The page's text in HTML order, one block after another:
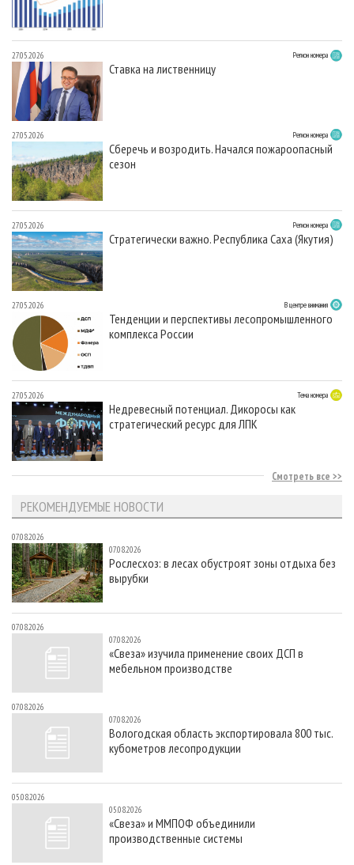
27.05.2026 Регион номера
Ставка на лиственницу
27.05.2026 Регион номера
Сберечь и возродить. Начался пожароопасный
сезон
27.05.2026 Регион номера
Стратегически важно. Республика Саха (Якутия)
27.05.2026 В центре внимания
Тенденции и перспективы лесопромышленного
комплекса России
27.05.2026 Тема номера
Недревесный потенциал. Дикоросы как
стратегический ресурс для ЛПК
Смотреть все
РЕКОМЕНДУЕМЫЕ НОВОСТИ
07.08.2026
07.08.2026
Рослесхоз: в лесах обустроят зоны отдыха без
вырубки
07.08.2026
07.08.2026
«Свеза» изучила применение своих ДСП в
мебельном производстве
07.08.2026
07.08.2026
Вологодская область экспортировала 800 тыс.
кубометров лесопродукции
05.08.2026
05.08.2026
«Свеза» и ММПОФ объединили
производственные системы